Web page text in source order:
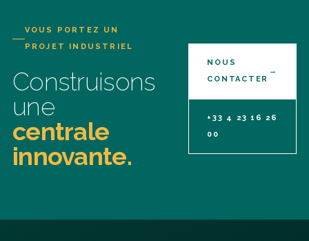
VOUS PORTEZ UN
PROJET INDUSTRIEL
Construisons
une
centrale
innovante.
NOUS
CONTACTER
→
+33 4 23 16 26
00